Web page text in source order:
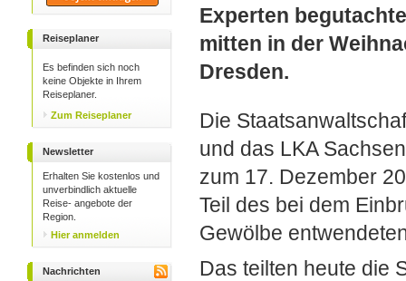
Reiseplaner
Es befinden sich noch
keine Objekte in Ihrem
Reiseplaner.
Zum Reiseplaner
Newsletter
Erhalten Sie kostenlos und
unverbindlich aktuelle
Reise- angebote der
Region.
Hier anmelden
Nachrichten
Experten
mitten in der
Dresden.
Die
und das LKA
zum 17. Dezember
Teil des bei dem
Gewölbe
Das teilten heute die